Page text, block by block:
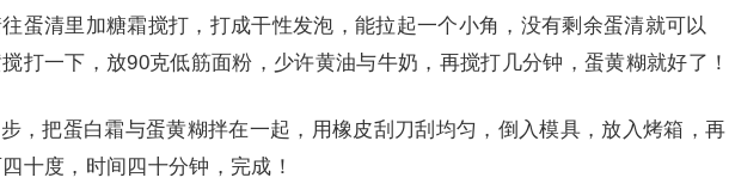
蛋清里加糖霜搅打，打成干性发泡，能拉起一个小角，没有剩余蛋清就可以
打一下，放90克低筋面粉，少许黄油与牛奶，再搅打几分钟，蛋黄糊就好了！
把蛋白霜与蛋黄糊拌在一起，用橡皮刮刀刮均匀，倒入模具，放入烤箱，再
十度，时间四十分钟，完成！